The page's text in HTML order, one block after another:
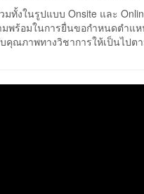
มทั้งในรูปแบบ Onsite และ
พร้อมในการยื่นขอกำหนดตำแ
คุณภาพทางวิชาการให้เป็นไปต